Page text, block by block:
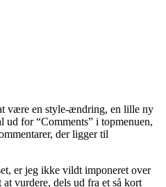
være en style-ændring, en lille ny
ud for “Comments” i topmenuen,
der ligger til
er jeg ikke vildt imponeret over
vurdere, dels ud fra et så kort